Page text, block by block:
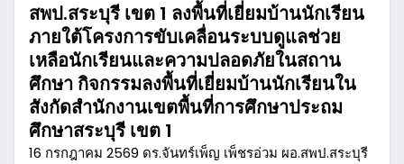
สพป.สระบุรี เขต 1 ลงพื้นที่เยี่ยมบ้านนักเรียน
ภายใต้โครงการขับเคลื่อนระบบดูแลช่วย
เหลือนักเรียนและความปลอดภัยในสถาน
ศึกษา กิจกรรมลงพื้นที่เยี่ยมบ้านนักเรียนใน
สังกัดสำนักงานเขตพื้นที่การศึกษาประถม
ศึกษาสระบุรี เขต 1
16 กรกฎาคม 2569 ดร.จันทร์เพ็ญ เพ็ชรอ่วม ผอ.สพป.สระบุรี